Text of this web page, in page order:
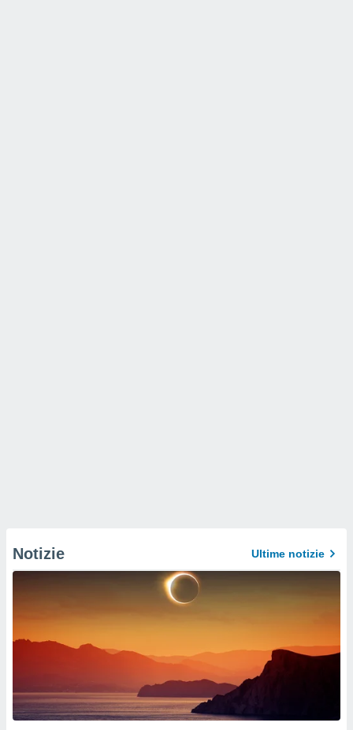
Notizie Ultime notizie